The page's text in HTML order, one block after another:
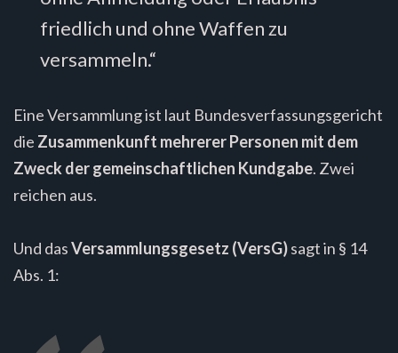
friedlich und ohne Waffen zu
versammeln.“
Eine Versammlung ist laut Bundesverfassungsgericht
die Zusammenkunft mehrerer Personen mit dem
Zweck der gemeinschaftlichen Kundgabe. Zwei
reichen aus.
Und dasVersammlungsgesetz (VersG)sagt in § 14
Abs. 1: